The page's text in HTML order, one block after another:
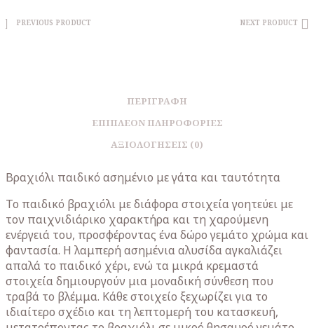
PREVIOUS PRODUCT NEXT PRODUCT
ΠΕΡΙΓΡΑΦΉ
ΕΠΙΠΛΈΟΝ ΠΛΗΡΟΦΟΡΊΕΣ
ΑΞΙΟΛΟΓΉΣΕΙΣ (0)
Βραχιόλι παιδικό ασημένιο με γάτα και ταυτότητα
Το παιδικό βραχιόλι με διάφορα στοιχεία γοητεύει με
τον παιχνιδιάρικο χαρακτήρα και τη χαρούμενη
ενέργειά του, προσφέροντας ένα δώρο γεμάτο χρώμα και
φαντασία. Η λαμπερή ασημένια αλυσίδα αγκαλιάζει
απαλά το παιδικό χέρι, ενώ τα μικρά κρεμαστά
στοιχεία δημιουργούν μια μοναδική σύνθεση που
τραβά το βλέμμα. Κάθε στοιχείο ξεχωρίζει για το
ιδιαίτερο σχέδιο και τη λεπτομερή του κατασκευή,